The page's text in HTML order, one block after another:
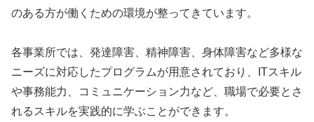
のある方が働くための環境が整ってきています。
各事業所では、発達障害、精神障害、身体障害など多様な
ニーズに対応したプログラムが用意されており、ITスキル
や事務能力、コミュニケーション力など、職場で必要とさ
れるスキルを実践的に学ぶことができます。